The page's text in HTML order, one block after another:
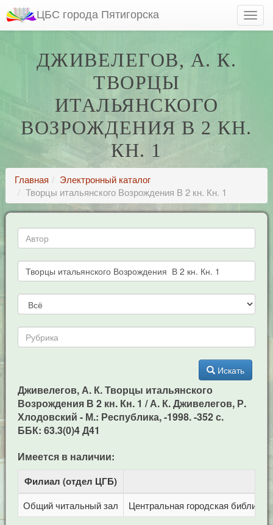
ЦБС города Пятигорска
ДЖИВЕЛЕГОВ, А. К.
ТВОРЦЫ
ИТАЛЬЯНСКОГО
ВОЗРОЖДЕНИЯ В 2 КН.
КН. 1
Главная
Электронный каталог
Творцы итальянского Возрождения В 2 кн. Кн. 1
Искать
Дживелегов, А. К. Творцы итальянского
Возрождения В 2 кн. Кн. 1 / А. К. Дживелегов, Р.
Хлодовский - М.: Республика, -1998. -352 с.
ББК: 63.3(0)4 Д41
Имеется в наличии:
Филиал (отдел ЦГБ)
Общий читальный зал Центральная городская